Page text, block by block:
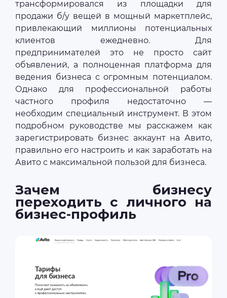
трансформировался из площадки для
продажи б/у вещей в мощный маркетплейс,
привлекающий миллионы потенциальных
клиентов ежедневно. Для
предпринимателей это не просто сайт
объявлений, а полноценная платформа для
ведения бизнеса с огромным потенциалом.
Однако для профессиональной работы
частного профиля недостаточно —
необходим специальный инструмент. В этом
подробном руководстве мы расскажем как
зарегистрировать бизнес аккаунт на Авито,
правильно его настроить и как заработать на
Авито с максимальной пользой для бизнеса.
Зачем бизнесу
переходить с личного на
бизнес-профиль